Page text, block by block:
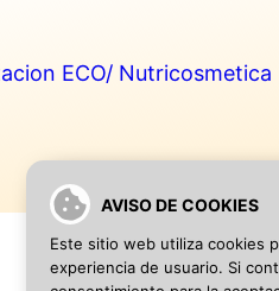
AVISO DE COOKIES
Este sitio web utiliza cookies
experiencia de usuario. Si
ECO/ Nutricosmetica